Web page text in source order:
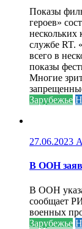
Показы
героев»
нескольких
службе RT.
всего в
показы
Многие
Зарубежье
27.06.2023
В ООН
В ООН
сообщает
военных
Зарубежье